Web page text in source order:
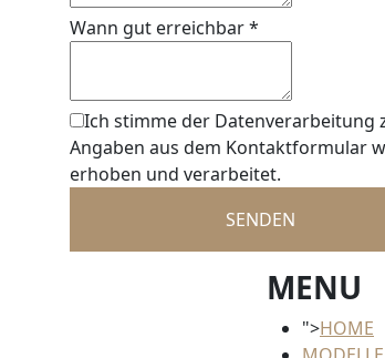
Wann gut erreichbar*
Ich stimme der Datenverarbeitung
Angaben aus dem Kontaktformular
erhoben und verarbeitet.
SENDEN
MENU
">HOME